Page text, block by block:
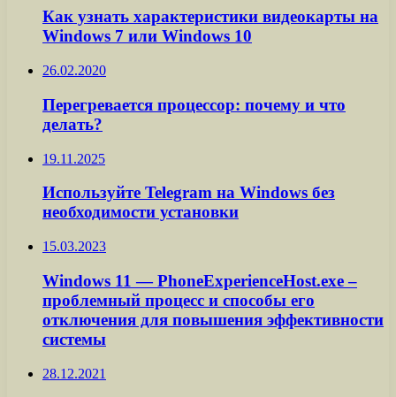
Как узнать характеристики видеокарты на
Windows 7 или Windows 10
26.02.2020
Перегревается процессор: почему и что
делать?
19.11.2025
Используйте Telegram на Windows без
необходимости установки
15.03.2023
Windows 11 — PhoneExperienceHost.exe –
проблемный процесс и способы его
отключения для повышения эффективности
системы
28.12.2021